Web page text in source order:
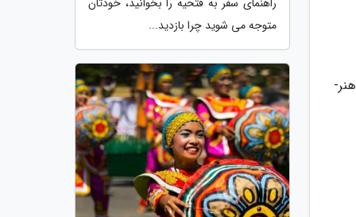
متوجه می شوید چرا بازدید...